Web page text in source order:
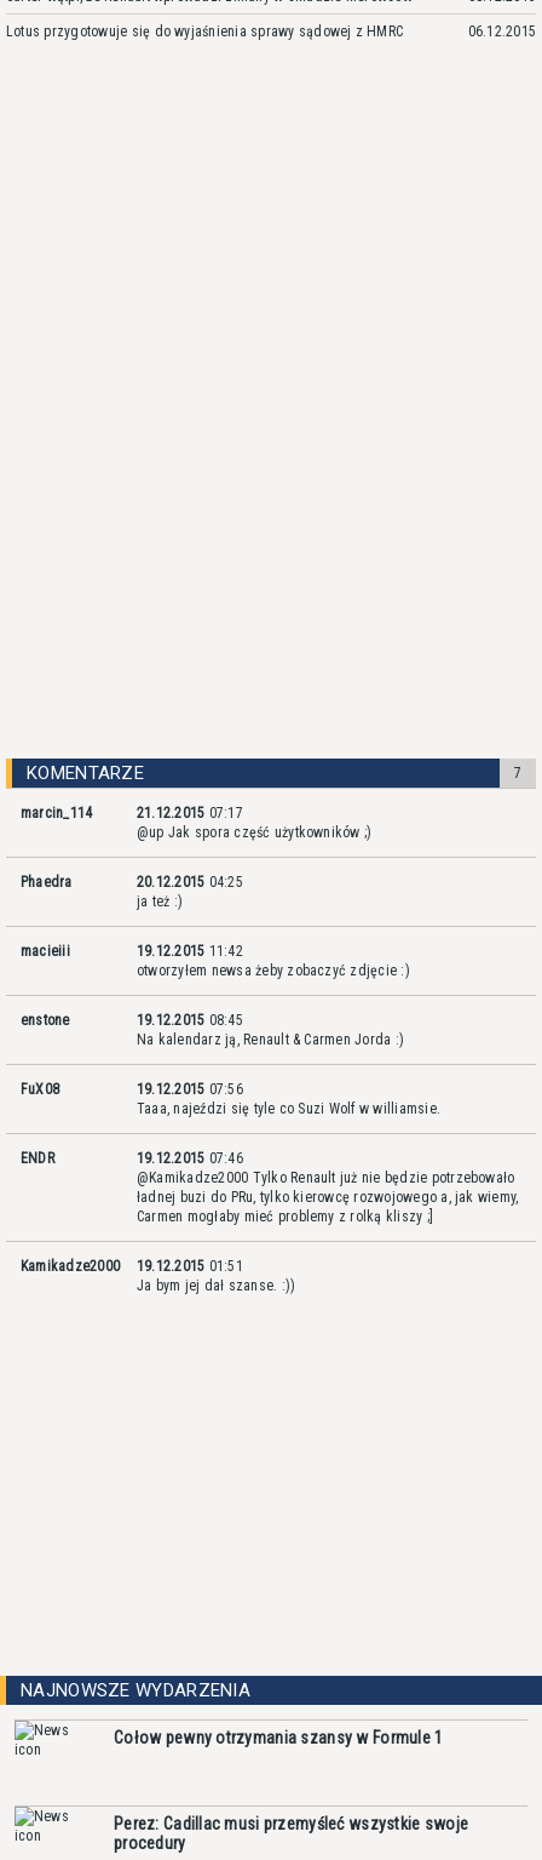
Lotus przygotowuje się do wyjaśnienia sprawy sądowej z HMRC 06.12.2015
KOMENTARZE 7
marcin_114 21.12.2015 07:17
@up Jak spora część użytkowników ;)
Phaedra 20.12.2015 04:25
ja też :)
macieiii 19.12.2015 11:42
otworzyłem newsa żeby zobaczyć zdjęcie :)
enstone 19.12.2015 08:45
Na kalendarz ją, Renault & Carmen Jorda :)
FuX08 19.12.2015 07:56
Taaa, najeździ się tyle co Suzi Wolf w williamsie.
ENDR 19.12.2015 07:46
@Kamikadze2000 Tylko Renault już nie będzie potrzebowało
ładnej buzi do PRu, tylko kierowcę rozwojowego a, jak wiemy,
Carmen mogłaby mieć problemy z rolką kliszy ;]
Kamikadze2000 19.12.2015 01:51
Ja bym jej dał szanse. :))
NAJNOWSZE WYDARZENIA
Cołow pewny otrzymania szansy w Formule 1
Perez: Cadillac musi przemyśleć wszystkie swoje
procedury